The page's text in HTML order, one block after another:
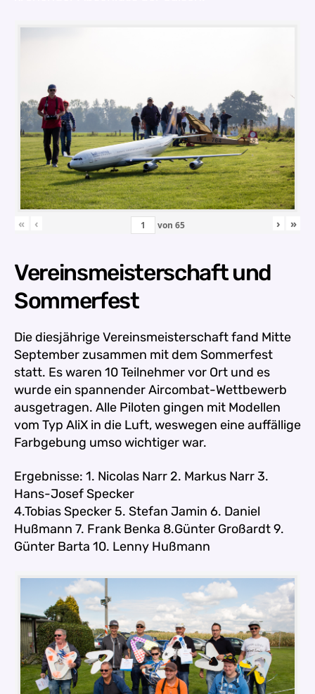
« ‹ von 65 › »
Vereinsmeisterschaft und
Sommerfest
Die diesjährige Vereinsmeisterschaft fand Mitte
September zusammen mit dem Sommerfest
statt. Es waren 10 Teilnehmer vor Ort und es
wurde ein spannender Aircombat-Wettbewerb
ausgetragen. Alle Piloten gingen mit Modellen
vom Typ AliX in die Luft, weswegen eine auffällige
Farbgebung umso wichtiger war.
Ergebnisse: 1. Nicolas Narr 2. Markus Narr 3.
Hans-Josef Specker
4.Tobias Specker 5. Stefan Jamin 6. Daniel
Hußmann 7. Frank Benka 8.Günter Großardt 9.
Günter Barta 10. Lenny Hußmann